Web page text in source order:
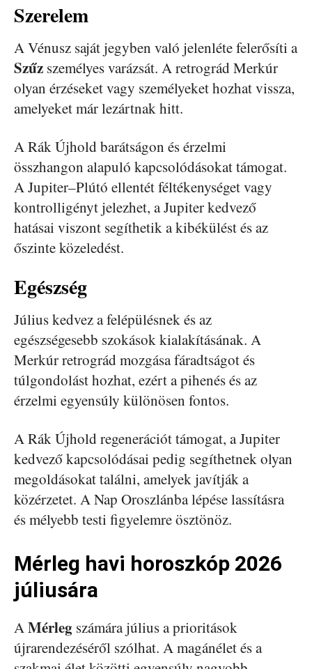
Szerelem
A Vénusz saját jegyben való jelenléte felerősíti a
Szűz személyes varázsát. A retrográd Merkúr
olyan érzéseket vagy személyeket hozhat vissza,
amelyeket már lezártnak hitt.
A Rák Újhold barátságon és érzelmi
összhangon alapuló kapcsolódásokat támogat.
A Jupiter–Plútó ellentét féltékenységet vagy
kontrolligényt jelezhet, a Jupiter kedvező
hatásai viszont segíthetik a kibékülést és az
őszinte közeledést.
Egészség
Július kedvez a felépülésnek és az
egészségesebb szokások kialakításának. A
Merkúr retrográd mozgása fáradtságot és
túlgondolást hozhat, ezért a pihenés és az
érzelmi egyensúly különösen fontos.
A Rák Újhold regenerációt támogat, a Jupiter
kedvező kapcsolódásai pedig segíthetnek olyan
megoldásokat találni, amelyek javítják a
közérzetet. A Nap Oroszlánba lépése lassításra
és mélyebb testi figyelemre ösztönöz.
Mérleg havi horoszkóp 2026
júliusára
AMérleg számára július a prioritások
újrarendezéséről szólhat. A magánélet és a